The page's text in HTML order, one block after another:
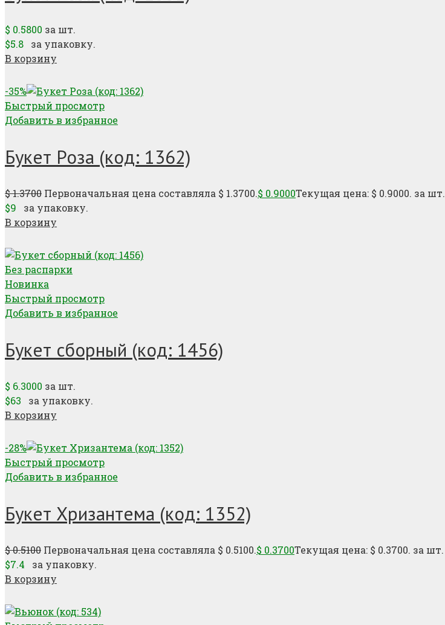
$ 0.5800 за шт.
$5.8
за упаковку.
В корзину
-35%
Быстрый просмотр
Добавить в избранное
Букет Роза (код: 1362)
$1.3700 Первоначальная цена составляла $ 1.3700.$ 0.9000Текущая цена: $ 0.9000. за шт.
$9
за упаковку.
В корзину
Без распарки
Новинка
Быстрый просмотр
Добавить в избранное
Букет сборный (код: 1456)
$ 6.3000 за шт.
$63
за упаковку.
В корзину
-28%
Быстрый просмотр
Добавить в избранное
Букет Хризантема (код: 1352)
$0.5100 Первоначальная цена составляла $ 0.5100.$ 0.3700Текущая цена: $ 0.3700. за шт.
$7.4
за упаковку.
В корзину